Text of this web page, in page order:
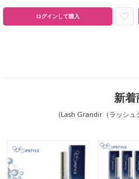
ログインして購入
新着
(Lash Grandir（ラッシュ